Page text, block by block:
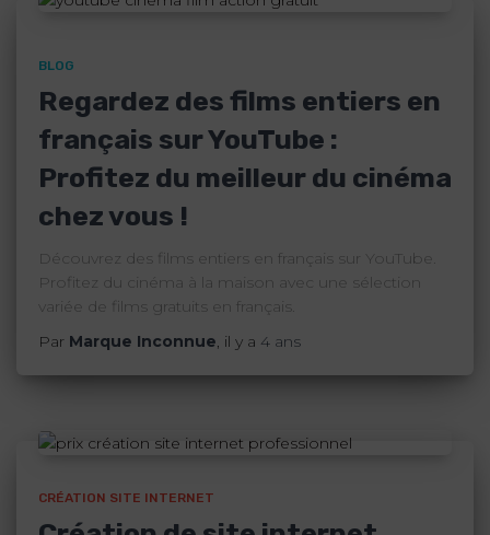
BLOG
Regardez des films entiers en
français sur YouTube :
Profitez du meilleur du cinéma
chez vous !
Découvrez des films entiers en français sur YouTube.
Profitez du cinéma à la maison avec une sélection
variée de films gratuits en français.
Par Marque Inconnue, il y a 4 ans
CRÉATION SITE INTERNET